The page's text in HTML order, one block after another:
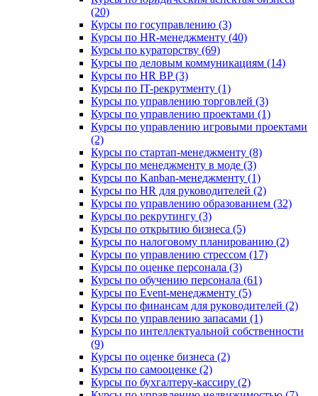
(20)
Курсы по госуправлению (3)
Курсы по HR-менеджменту (40)
Курсы по кураторству (69)
Курсы по деловым коммуникациям (14)
Курсы по HR BP (3)
Курсы по IT-рекрутменту (1)
Курсы по управлению торговлей (3)
Курсы по управлению проектами (1)
Курсы по управлению игровыми проектами
(2)
Курсы по стартап-менеджменту (8)
Курсы по менеджменту в моде (3)
Курсы по Kanban-менеджменту (1)
Курсы по HR для руководителей (2)
Курсы по управлению образованием (32)
Курсы по рекрутингу (3)
Курсы по открытию бизнеса (5)
Курсы по налоговому планированию (2)
Курсы по управлению стрессом (17)
Курсы по оценке персонала (3)
Курсы по обучению персонала (61)
Курсы по Event-менеджменту (5)
Курсы по финансам для руководителей (2)
Курсы по управлению запасами (1)
Курсы по интеллектуальной собственности
(9)
Курсы по оценке бизнеса (2)
Курсы по самооценке (2)
Курсы по бухгалтеру-кассиру (2)